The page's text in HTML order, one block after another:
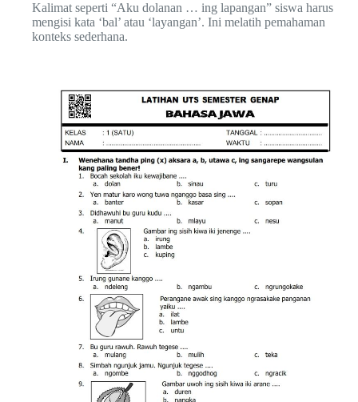
Kalimat seperti “Aku dolanan … ing lapangan” siswa harus
mengisi kata ‘bal’ atau ‘layangan’. Ini melatih pemahaman
konteks sederhana.